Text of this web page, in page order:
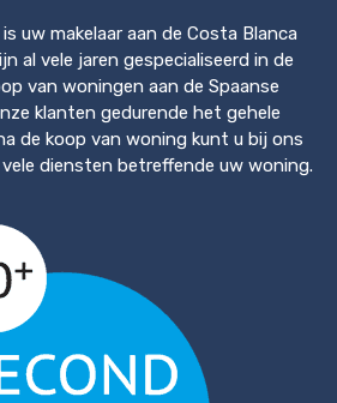
uw makelaar aan de Costa Blanca
al vele jaren gespecialiseerd in de
van woningen aan de Spaanse
klanten gedurende het gehele
de koop van woning kunt u bij ons
diensten betreffende uw woning.